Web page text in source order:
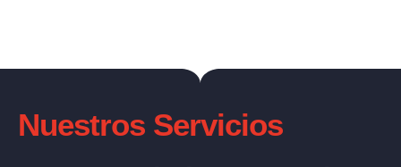
Nuestros Servicios